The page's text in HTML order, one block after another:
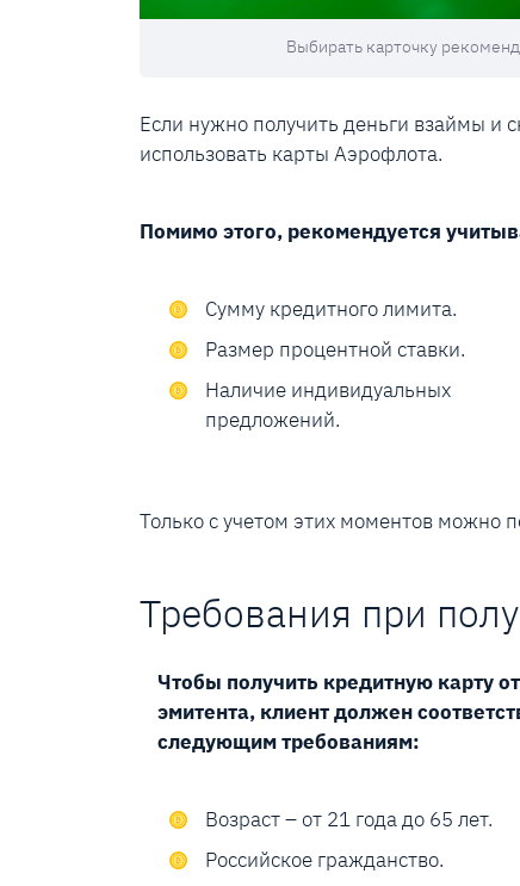
Выбирать карточку
Если нужно получить деньги взаймы и
использовать карты Аэрофлота.
Помимо этого, рекомендуется
Сумму кредитного лимита.
Размер процентной ставки.
Наличие индивидуальных
предложений.
Только с учетом этих моментов можно
Требования при
Чтобы получить кредитную карту
эмитента, клиент должен
следующим требованиям:
Возраст – от 21 года до 65 лет.
Российское гражданство.